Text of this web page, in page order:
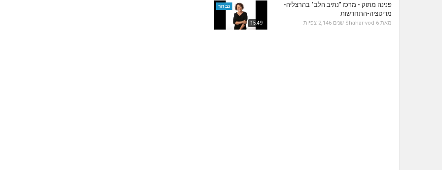
15:49
נבחר
פנינה מתוק - מרכז "נתיב הלב" בהרצליה-
מדיטציה-התחדשות
מאת Shahar-vod 6 שנים 2,146 צפיות